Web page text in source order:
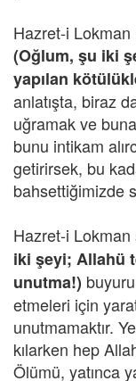
Hazret-i
(Oğlum, şu iki
yapılan
anlatışta, biraz
uğramak ve
bunu intikam
getirirsek, bu
bahsettiğimizde
Hazret-i
iki şeyi; Allahü
unutma!)
etmeleri için
unutmamaktır.
kılarken hep
Ölümü, yatınca